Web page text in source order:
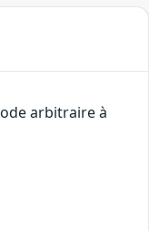
arbitraire à